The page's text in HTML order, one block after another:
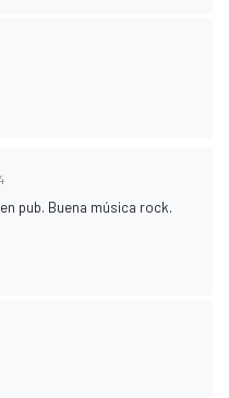
pub. Buena música rock.